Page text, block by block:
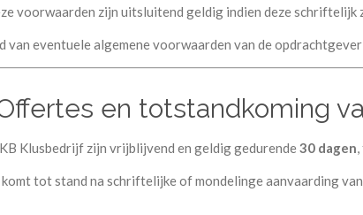
voorwaarden zijn uitsluitend geldig indien deze schriftelijk
van eventuele algemene voorwaarden van de
en totstandkoming
Klusbedrijf zijn vrijblijvend en geldig gedurende30 dagen
tot stand na schriftelijke of mondelinge aanvaarding